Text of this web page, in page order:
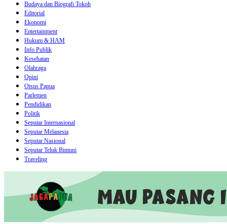
Budaya dan Biografi Tokoh
Editorial
Ekonomi
Entertainment
Hukum & HAM
Info Publik
Kesehatan
Olahraga
Opini
Otsus Papua
Parlemen
Pendidikan
Politik
Seputar Internasional
Seputar Melanesia
Seputar Nasional
Seputar Teluk Bintuni
Traveling